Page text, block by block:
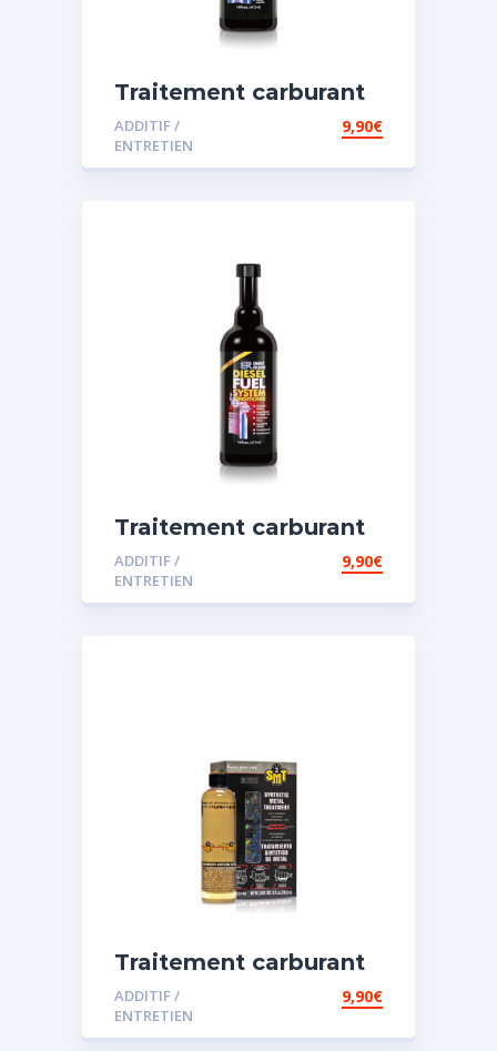
Traitement carburant
diesel et essence
ADDITIF /
ENTRETIEN
9,90€
Traitement carburant
spécial diesel
ADDITIF /
ENTRETIEN
9,90€
Traitement carburant
spécial essence
ADDITIF /
ENTRETIEN
9,90€